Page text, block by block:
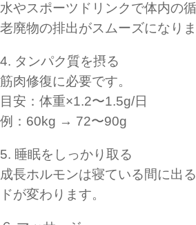
水やスポーツドリンクで体内の
老廃物の排出がスムーズになりま
4. タンパク質を摂る
筋肉修復に必要です。
目安：体重×1.2〜1.5g/日
例：60kg → 72〜90g
5. 睡眠をしっかり取る
成長ホルモンは寝ている間に出
ドが変わります。